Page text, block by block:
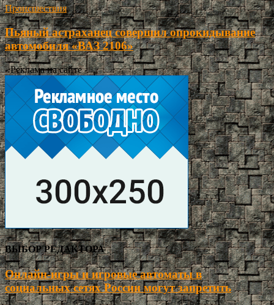
Происшествия
Пьяный астраханец совершил опрокидывание
автомобиля «ВАЗ 2106»
- Реклама на сайте -
ВЫБОР РЕДАКТОРА
Онлайн-игры и игровые автоматы в
социальных сетях России могут запретить